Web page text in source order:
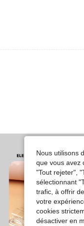
Nous utilisons
que vous avez
"Tout rejeter",
sélectionnant
trafic, à offrir
votre
cookies
désactiver en